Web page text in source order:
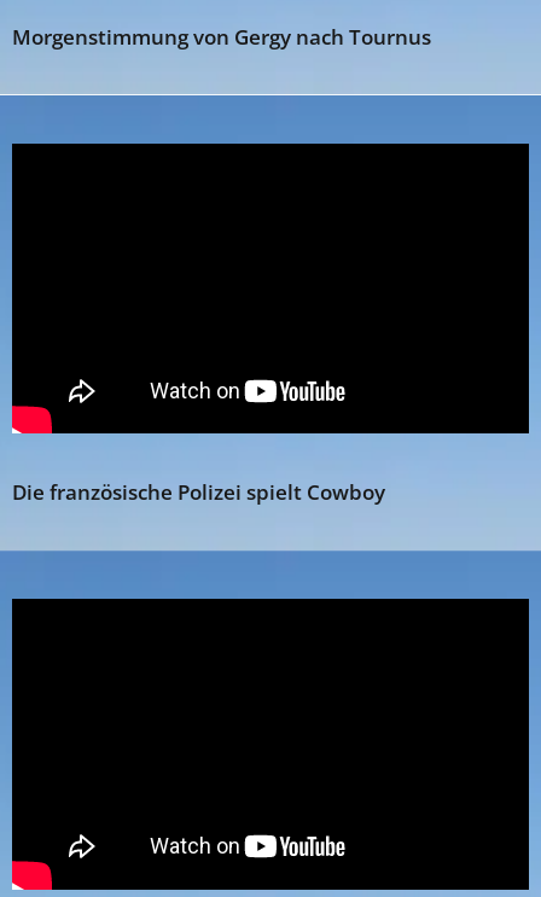
Morgenstimmung von Gergy nach Tournus
Die französische Polizei spielt Cowboy